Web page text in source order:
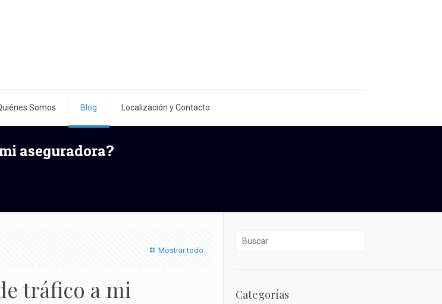
Somos Blog Localización y Contacto
aseguradora?
Mostrar todo
tráfico a mi Categorías